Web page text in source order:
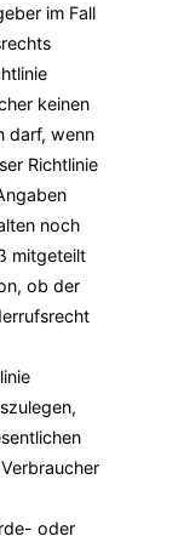
im Fall
keinen
darf, wenn
Richtlinie
noch
mitgeteilt
ob der
oder